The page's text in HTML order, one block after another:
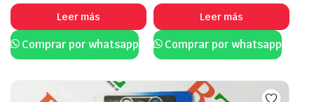
Leer más
Comprar por whatsapp
Leer más
Comprar por whatsapp